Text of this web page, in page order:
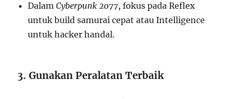
DalamCyberpunk 2077, fokus pada Reflex
untuk build samurai cepat atau Intelligence
untuk hacker handal.
3. Gunakan Peralatan Terbaik